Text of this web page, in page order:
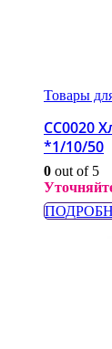
Товары
СС0020
*1/10/50
0 out of 5